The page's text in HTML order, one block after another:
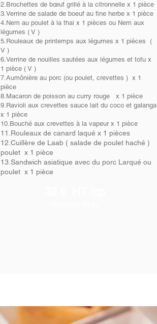
2.Brochettes de bœuf grillé à la citronnelle x 1 pièce
3.Verrine de salade de boeuf au fine herbe x 1 pièce
4.Nem au poulet à la thai x 1 pièces ou Nem aux
légumes ( V )
5.Rouleaux de printemps aux légumes x 1 pièces (
V )
6.Verrine de nouilles sautées aux légumes et tofu x
1 pièce ( V )
7.Aumônière au porc (ou poulet, crevettes ) x 1
pièce
8.Macaron de poisson au curry rouge x 1 pièce
9.Ravioli aux crevettes sauce lait du coco et galanga
x 1 pièce
10.Bouché aux crevettes à la vapeur x 1 pièce
11.Rouleaux de canard laqué x 1 pièces
12.Cuillère de Laab ( salade de poulet haché )
poulet x 1 pièce
13.Sandwich asiatique avec du porc Larqué ou
poulet x 1 pièce